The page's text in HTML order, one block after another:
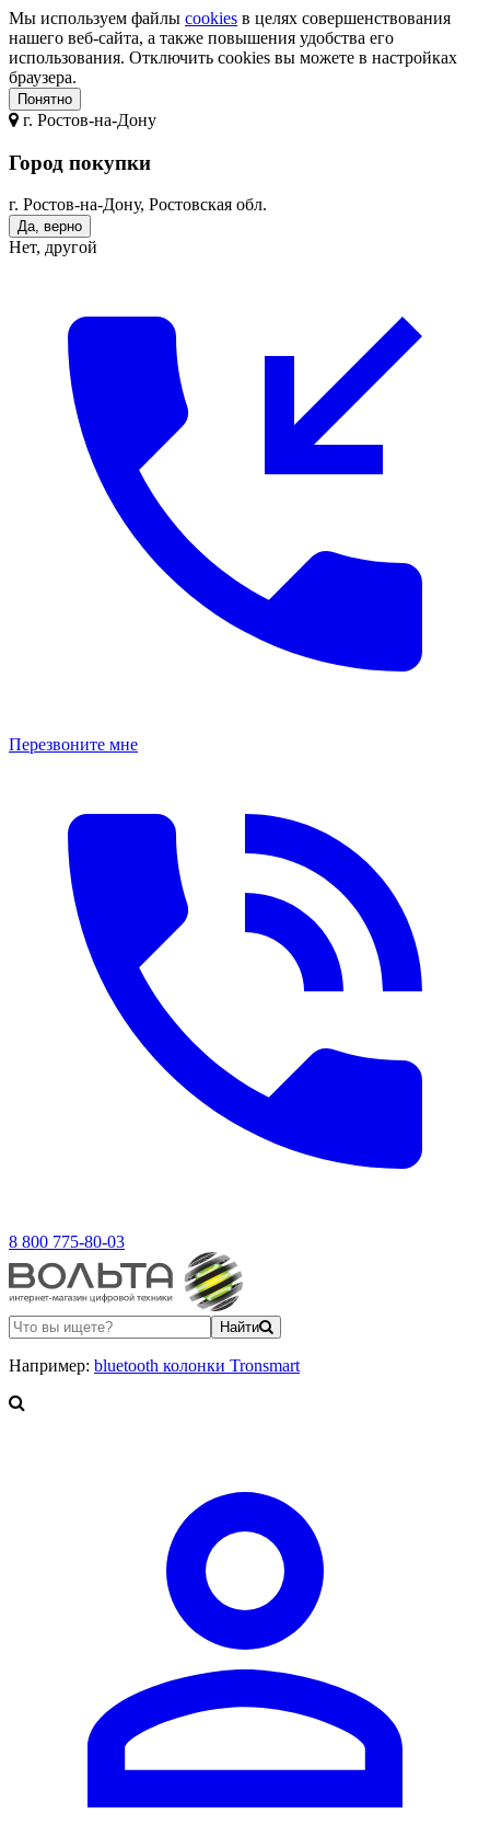
Мы используем файлы cookies в целях совершенствования
нашего веб-сайта, а также повышения удобства его
использования. Отключить cookies вы можете в настройках
браузера.
Понятно
г. Ростов-на-Дону
Город покупки
г. Ростов-на-Дону, Ростовская обл.
Да, верно
Нет, другой
Перезвоните мне
8 800 775-80-03
Найти
Например: bluetooth колонки Tronsmart